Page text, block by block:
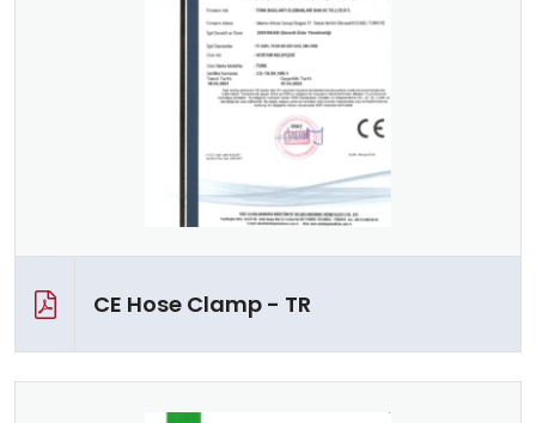
CE Hose Clamp - TR